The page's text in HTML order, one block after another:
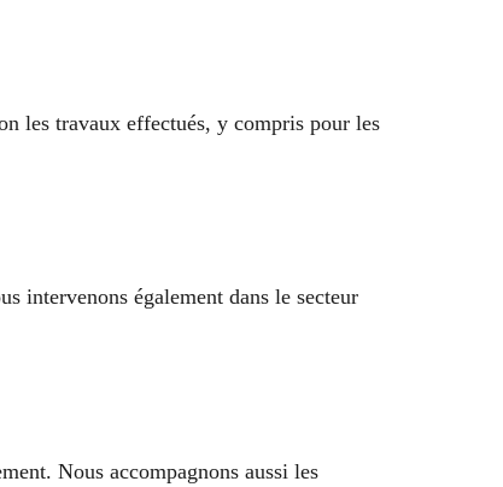
les travaux effectués, y compris pour les
intervenons également dans le secteur
Nous accompagnons aussi les